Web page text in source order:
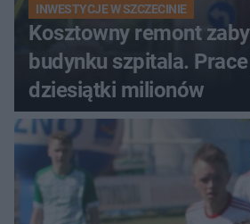
INWESTYCJE W SZCZECINIE
Kosztowny remont
budynku szpitala.
dziesiątki milionów